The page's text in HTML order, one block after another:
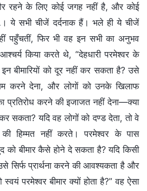
रहने के लिए कोई जगह नहीं है, और कोई
ये सभी चीजें दर्दनाक हैं। भले ही ये चीजें
पहुँचतीं, फिर भी वह इन सभी का अनुभव
किया करते थे, “देहधारी परमेश्वर के
इन बीमारियों को दूर नहीं कर सकता है? उसे
करने देना, और लोगों को उनके खिलाफ
प्रतिरोध करने की इजाजत नहीं देना—क्या
सकता? यदि वह लोगों को दण्ड देता, तो वे
हिम्मत नहीं करते। परमेश्वर के पास
को बीमार कैसे होने दे सकता है? यदि किसी
उसे सिर्फ प्रार्थना करने की आवश्यकता है और
स्वयं परमेश्वर बीमार क्यों होता है?” वह ऐसा